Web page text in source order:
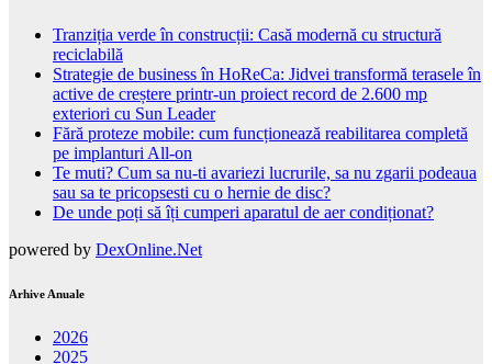
Tranziția verde în construcții: Casă modernă cu structură
reciclabilă
Strategie de business în HoReCa: Jidvei transformă terasele în
active de creștere printr-un proiect record de 2.600 mp
exteriori cu Sun Leader
Fără proteze mobile: cum funcționează reabilitarea completă
pe implanturi All-on
Te muti? Cum sa nu-ti avariezi lucrurile, sa nu zgarii podeaua
sau sa te pricopsesti cu o hernie de disc?
De unde poți să îți cumperi aparatul de aer condiționat?
powered by DexOnline.Net
Arhive Anuale
2026
2025